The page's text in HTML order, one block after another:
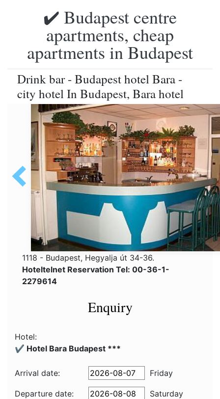
✔️ Budapest centre
apartments, cheap
apartments in Budapest
Drink bar - Budapest hotel Bara -
city hotel In Budapest, Bara hotel
1118 - Budapest, Hegyalja út 34-36.
Hoteltelnet Reservation Tel: 00-36-1-
2279614
Enquiry
Hotel:
✔️ Hotel Bara Budapest ***
Arrival date: Friday
Departure date:
Saturday